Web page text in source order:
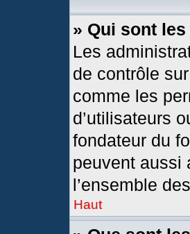
» Qui sont
Les
de contrôle
comme les
d’utilisateurs
fondateur du
peuvent aussi
l’ensemble
Haut